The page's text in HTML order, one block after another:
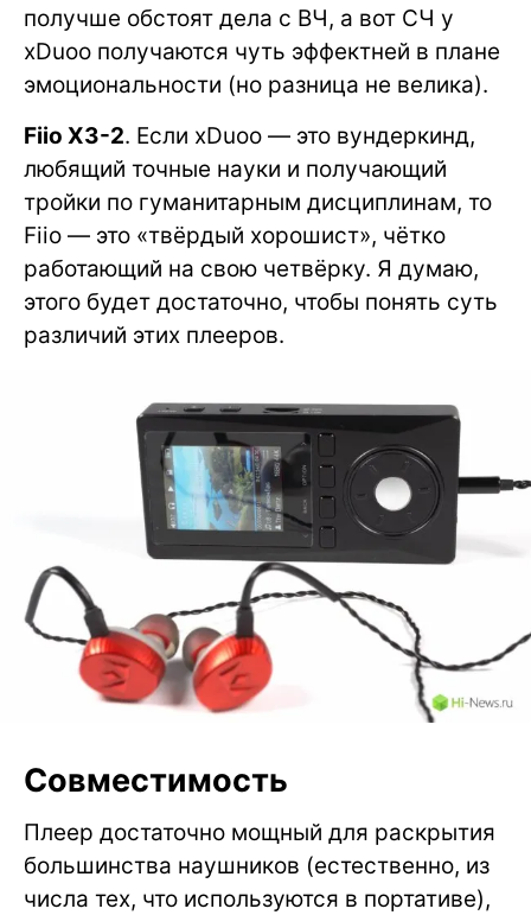
получше обстоят дела с ВЧ, а вот СЧ у
xDuoo получаются чуть эффектней в плане
эмоциональности (но разница не велика).
Fiio X3-2. Если xDuoo — это вундеркинд,
любящий точные науки и получающий
тройки по гуманитарным дисциплинам, то
Fiio — это «твёрдый хорошист», чётко
работающий на свою четвёрку. Я думаю,
этого будет достаточно, чтобы понять суть
различий этих плееров.
Совместимость
Плеер достаточно мощный для раскрытия
большинства наушников (естественно, из
числа тех, что используются в портативе),